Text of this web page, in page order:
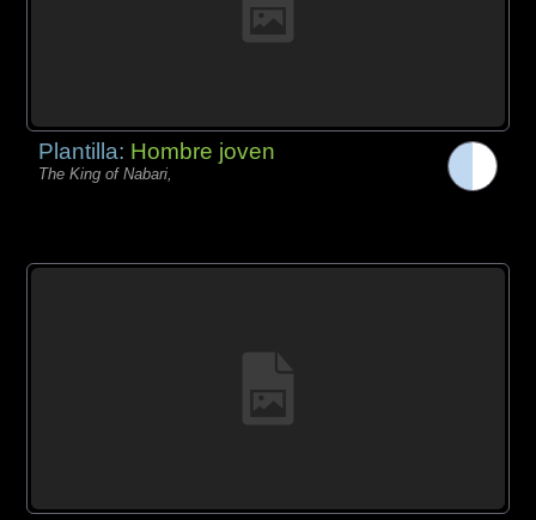
Plantilla: Hombre joven
The King of Nabari,